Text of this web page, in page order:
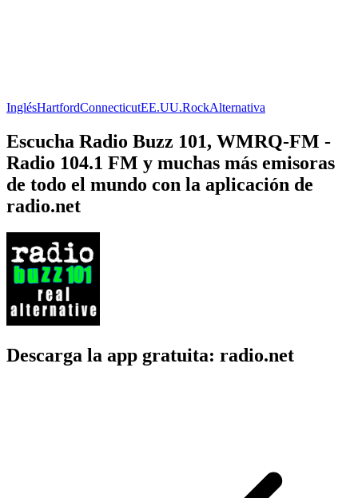
InglésHartfordConnecticutEE.UU.RockAlternativa
Escucha Radio Buzz 101, WMRQ-FM -
Radio 104.1 FM y muchas más emisoras
de todo el mundo con la aplicación de
radio.net
Descarga la app gratuita: radio.net